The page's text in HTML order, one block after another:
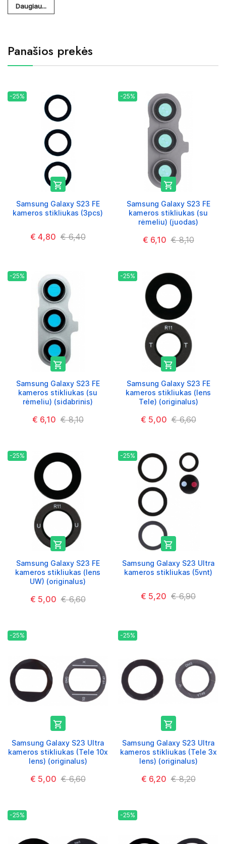
Daugiau...
Panašios prekės
-25%

Samsung Galaxy S23 FE
kameros stikliukas (3pcs)
€ 4,80 € 6,40
-25%

Samsung Galaxy S23 FE
kameros stikliukas (su
rėmeliu) (juodas)
€ 6,10 € 8,10
-25%

Samsung Galaxy S23 FE
kameros stikliukas (su
rėmeliu) (sidabrinis)
€ 6,10 € 8,10
-25%

Samsung Galaxy S23 FE
kameros stikliukas (lens
Tele) (originalus)
€ 5,00 € 6,60
-25%

Samsung Galaxy S23 FE
kameros stikliukas (lens
UW) (originalus)
€ 5,00 € 6,60
-25%

Samsung Galaxy S23 Ultra
kameros stikliukas (5vnt)
€ 5,20 € 6,90
-25%

Samsung Galaxy S23 Ultra
kameros stikliukas (Tele 10x
lens) (originalus)
€ 5,00 € 6,60
-25%

Samsung Galaxy S23 Ultra
kameros stikliukas (Tele 3x
lens) (originalus)
€ 6,20 € 8,20
-25% -25%